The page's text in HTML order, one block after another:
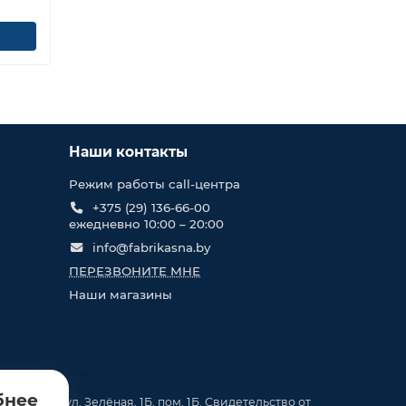
Наши контакты
Режим работы call-центра
+375 (29) 136-66-00
ежедневно 10:00 – 20:00
info@fabrikasna.by
ПЕРЕЗВОНИТЕ МНЕ
Наши магазины
Кирши, ул. Зелёная, 1Б, пом. 1Б. Свидетельство от